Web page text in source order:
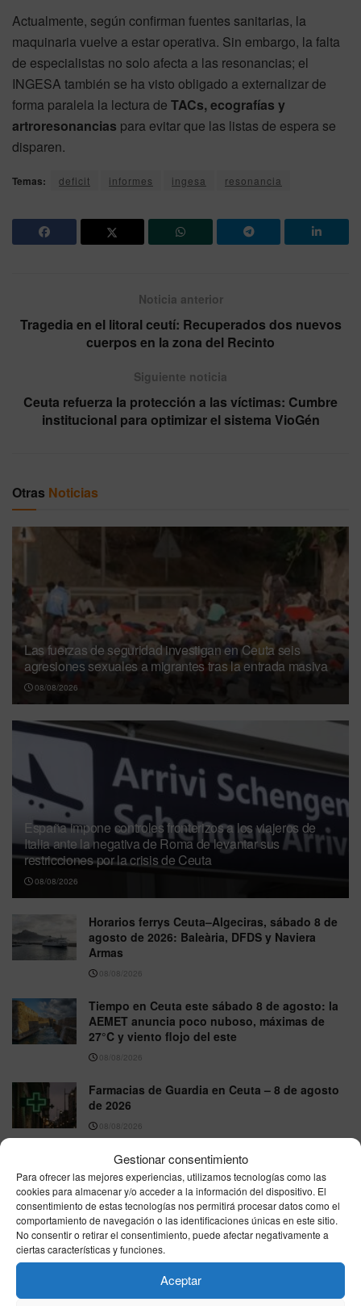
Gestionar consentimiento
Para ofrecer las mejores experiencias, utilizamos tecnologías como las
cookies para almacenar y/o acceder a la información del dispositivo. El
consentimiento de estas tecnologías nos permitirá procesar datos como el
comportamiento de navegación o las identificaciones únicas en este sitio.
No consentir o retirar el consentimiento, puede afectar negativamente a
ciertas características y funciones.
Aceptar
Actualmente, según confirman fuentes sanitarias, la
maquinaria vuelve a estar operativa. Sin embargo, la falta
de especialistas no solo afecta a las resonancias; el
INGESA también se ha visto obligado a externalizar de
forma paralela la lectura de TACs, ecografías y
artroresonancias para evitar que las listas de espera se
disparen.
Temas: deficit informes ingesa resonancia
Noticia anterior
Tragedia en el litoral ceutí: Recuperados dos nuevos
cuerpos en la zona del Recinto
Siguiente noticia
Ceuta refuerza la protección a las víctimas: Cumbre
institucional para optimizar el sistema VioGén
Otras Noticias
Las fuerzas de seguridad investigan en Ceuta seis
agresiones sexuales a migrantes tras la entrada masiva
08/08/2026
España impone controles fronterizos a los viajeros de
Italia ante la negativa de Roma de levantar sus
restricciones por la crisis de Ceuta
08/08/2026
Horarios ferrys Ceuta–Algeciras, sábado 8 de
agosto de 2026: Baleària, DFDS y Naviera
Armas
08/08/2026
Tiempo en Ceuta este sábado 8 de agosto: la
AEMET anuncia poco nuboso, máximas de
27°C y viento flojo del este
08/08/2026
Farmacias de Guardia en Ceuta – 8 de agosto
de 2026
08/08/2026
Interior refuerza Ceuta con otros 45 agentes de
la UIP y eleva a 270 el despliegue policial
07/08/2026
Melilla reprocha al Gobierno su ausencia en el
Parlamento Europeo durante el debate sobre la
crisis de Ceuta